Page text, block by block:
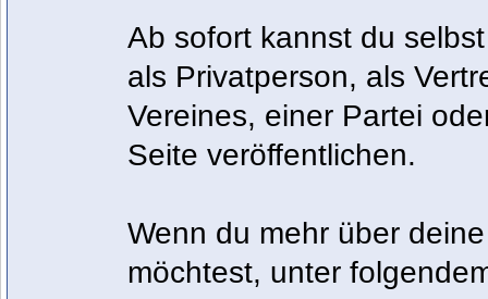
Ab sofort kannst du
als Privatperson, als
Vereines, einer Partei
Seite veröffentlichen.
Wenn du mehr über
möchtest, unter